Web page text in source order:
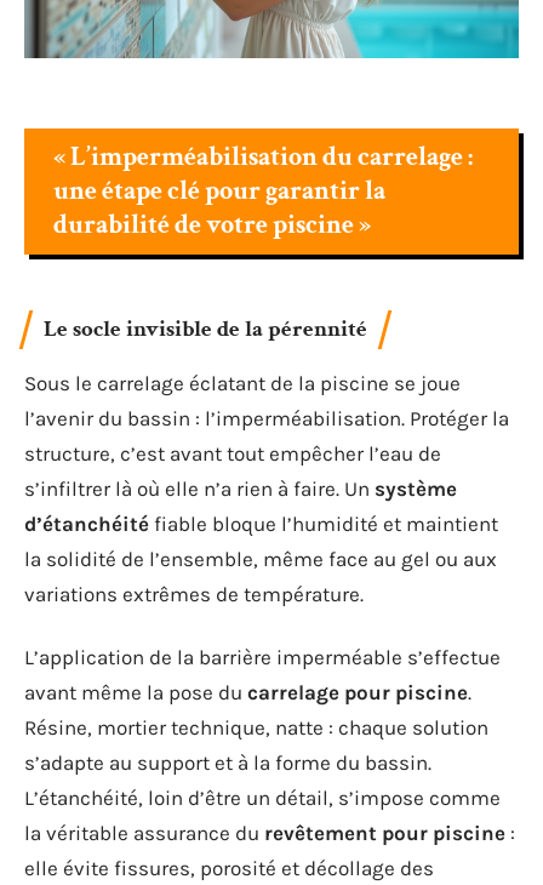
« L’imperméabilisation du carrelage :
une étape clé pour garantir la
durabilité de votre piscine »
Le socle invisible de la pérennité
Sous le carrelage éclatant de la piscine se joue
l’avenir du bassin : l’imperméabilisation. Protéger la
structure, c’est avant tout empêcher l’eau de
s’infiltrer là où elle n’a rien à faire. Un système
d’étanchéité fiable bloque l’humidité et maintient
la solidité de l’ensemble, même face au gel ou aux
variations extrêmes de température.
L’application de la barrière imperméable s’effectue
avant même la pose du carrelage pour piscine.
Résine, mortier technique, natte : chaque solution
s’adapte au support et à la forme du bassin.
L’étanchéité, loin d’être un détail, s’impose comme
la véritable assurance du revêtement pour piscine :
elle évite fissures, porosité et décollage des